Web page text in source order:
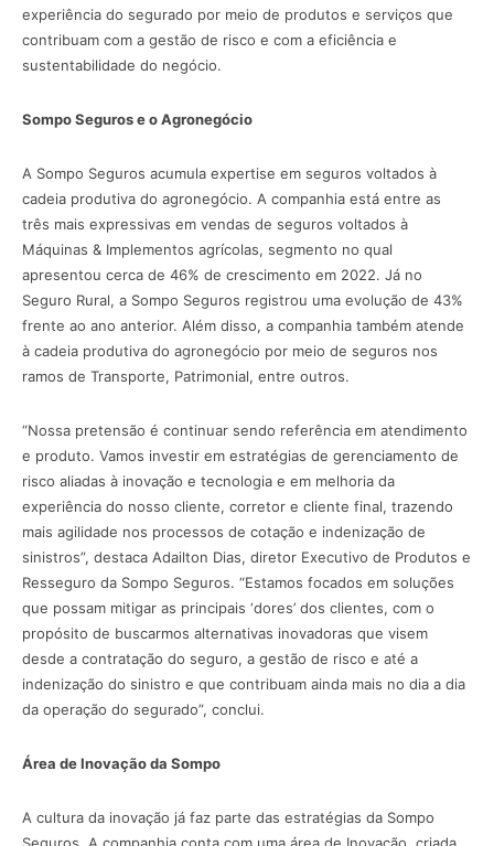
experiência do segurado por meio de produtos e serviços que
contribuam com a gestão de risco e com a eficiência e
sustentabilidade do negócio.
Sompo Seguros e o Agronegócio
A Sompo Seguros acumula expertise em seguros voltados à
cadeia produtiva do agronegócio. A companhia está entre as
três mais expressivas em vendas de seguros voltados à
Máquinas & Implementos agrícolas, segmento no qual
apresentou cerca de 46% de crescimento em 2022. Já no
Seguro Rural, a Sompo Seguros registrou uma evolução de 43%
frente ao ano anterior. Além disso, a companhia também atende
à cadeia produtiva do agronegócio por meio de seguros nos
ramos de Transporte, Patrimonial, entre outros.
“Nossa pretensão é continuar sendo referência em atendimento
e produto. Vamos investir em estratégias de gerenciamento de
risco aliadas à inovação e tecnologia e em melhoria da
experiência do nosso cliente, corretor e cliente final, trazendo
mais agilidade nos processos de cotação e indenização de
sinistros”, destaca Adailton Dias, diretor Executivo de Produtos e
Resseguro da Sompo Seguros. “Estamos focados em soluções
que possam mitigar as principais ‘dores’ dos clientes, com o
propósito de buscarmos alternativas inovadoras que visem
desde a contratação do seguro, a gestão de risco e até a
indenização do sinistro e que contribuam ainda mais no dia a dia
da operação do segurado”, conclui.
Área de Inovação da Sompo
A cultura da inovação já faz parte das estratégias da Sompo